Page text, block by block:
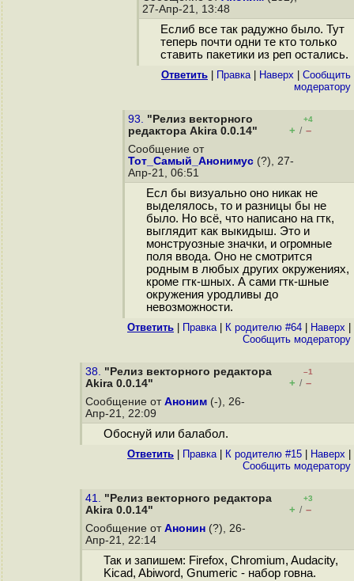
27-Апр-21, 13:48
Еслиб все так радужно было. Тут
теперь почти одни те кто только
ставить пакетики из реп остались.
Ответить Правка| Наверх
Cообщить
модератору
93. "Релиз векторного
редактора Akira 0.0.14"
+4
+ / –
Сообщение от
Тот_Самый_Анонимус (?), 27-
Апр-21, 06:51
Есл бы визуально оно никак не
выделялось, то и разницы бы не
было. Но всё, что написано на гтк,
выглядит как выкидыш. Это и
монструозные значки, и огромные
поля ввода. Оно не смотрится
родным в любых других окружениях,
кроме гтк-шных. А сами гтк-шные
окружения уродливы до
невозможности.
Ответить Правка| К родителю #64 Наверх
Cообщить модератору
38. "Релиз векторного редактора
Akira 0.0.14"
–1
+ / –
Сообщение от Аноним (-), 26-
Апр-21, 22:09
Обоснуй или балабол.
Ответить Правка| К родителю #15 Наверх
Cообщить модератору
41. "Релиз векторного редактора
Akira 0.0.14"
+3
+ / –
Сообщение от Анонин (?), 26-
Апр-21, 22:14
Так и запишем: Firefox, Chromium, Audacity,
Kicad, Abiword, Gnumeric - набор говна.